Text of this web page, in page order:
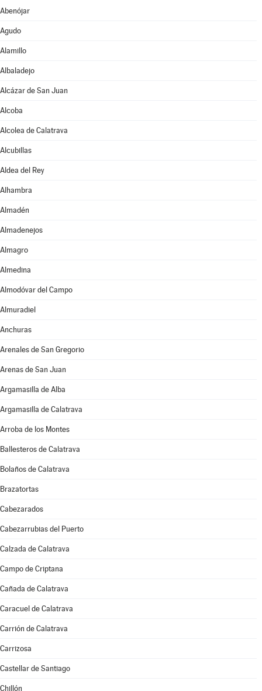
Abenójar
Agudo
Alamillo
Albaladejo
Alcázar de San Juan
Alcoba
Alcolea de Calatrava
Alcubillas
Aldea del Rey
Alhambra
Almadén
Almadenejos
Almagro
Almedina
Almodóvar del Campo
Almuradiel
Anchuras
Arenales de San Gregorio
Arenas de San Juan
Argamasilla de Alba
Argamasilla de Calatrava
Arroba de los Montes
Ballesteros de Calatrava
Bolaños de Calatrava
Brazatortas
Cabezarados
Cabezarrubias del Puerto
Calzada de Calatrava
Campo de Criptana
Cañada de Calatrava
Caracuel de Calatrava
Carrión de Calatrava
Carrizosa
Castellar de Santiago
Chillón